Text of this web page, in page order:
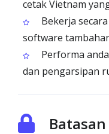
cetak Vietnam
Bekerja
software
Performa
dan pengarsipan